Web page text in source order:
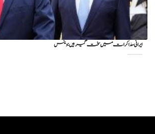
ایرانی مذاکرات میں سخت گیر ہیں: وینس